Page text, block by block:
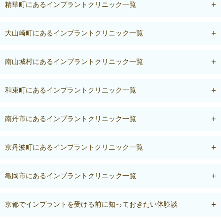
精華町にあるインプラントクリニック一覧
大山崎町にあるインプラントクリニック一覧
南山城村にあるインプラントクリニック一覧
和束町にあるインプラントクリニック一覧
南丹市にあるインプラントクリニック一覧
京丹波町にあるインプラントクリニック一覧
亀岡市にあるインプラントクリニック一覧
京都でインプラントを受ける前に知っておきたい体験談